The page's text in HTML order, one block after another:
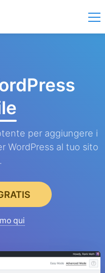
per aggiungere i
WordPress al tuo sito
qui